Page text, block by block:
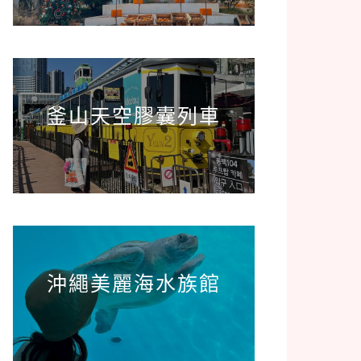
釜山天空膠囊列車
沖繩美麗海水族館